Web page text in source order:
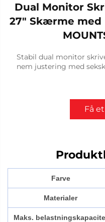
Dual Monitor
27" Skærme med
Stabil dual monitor
nem justering med
Få
Farve
Materialer
Maks.